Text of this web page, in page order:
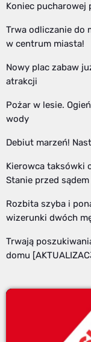
Koniec pucharowej
Trwa odliczanie do
w centrum miasta!
Nowy plac zabaw
atrakcji
Pożar w lesie.
wody
Debiut marzeń!
Kierowca taksówki
Stanie przed sądem
Rozbita szyba i
wizerunki dwóch
Trwają
domu